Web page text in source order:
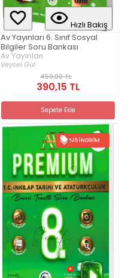
Hızlı Bakış
Av Yayınları 6. Sınıf Sosyal
Bilgiler Soru Bankası
Av Yayınları
Veysel Gül
459,00 TL
390,15 TL
Sepete Ekle
%15 İNDIRIM